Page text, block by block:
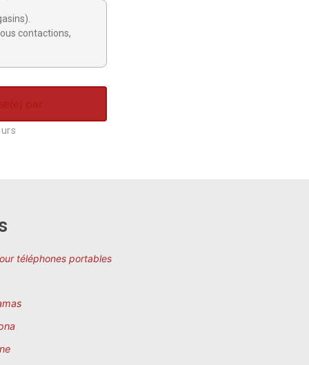
contactions,
par
téléphones portables